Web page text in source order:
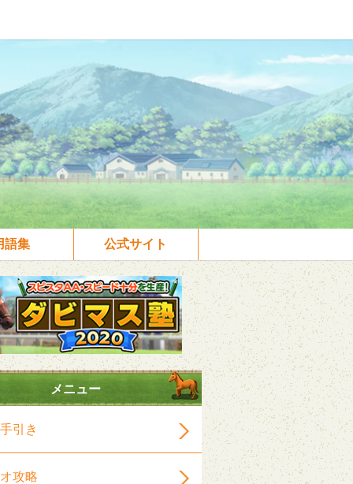
語集 公式サイト
メニュー
引き
攻略